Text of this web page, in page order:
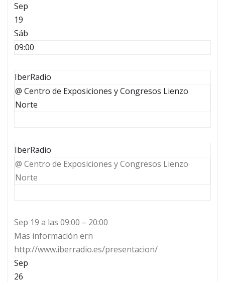
Sep
19
Sáb
09:00
IberRadio
@ Centro de Exposiciones y Congresos Lienzo
Norte
IberRadio
@ Centro de Exposiciones y Congresos Lienzo
Norte
Sep 19 a las 09:00 – 20:00
Mas información ern
http://www.iberradio.es/presentacion/
Sep
26